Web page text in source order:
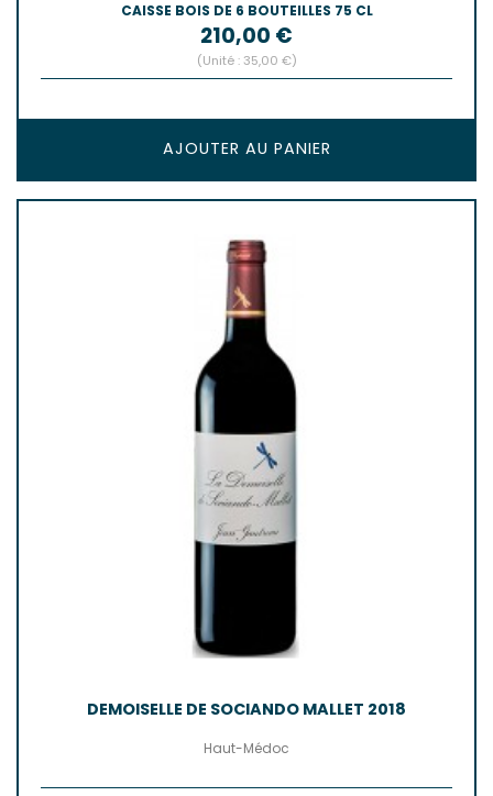
CAISSE BOIS DE 6 BOUTEILLES 75 CL
Prix
210,00 €
(Unité : 35,00 €)
AJOUTER AU PANIER
DEMOISELLE DE SOCIANDO MALLET 2018
Haut-Médoc